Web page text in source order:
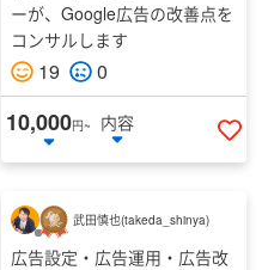
する
ーが、Google広告の改善点を
コンサルします
19 0
10,000円~
内容
い
武田慎也(takeda_shinya)
広告設定・広告運用・広告改